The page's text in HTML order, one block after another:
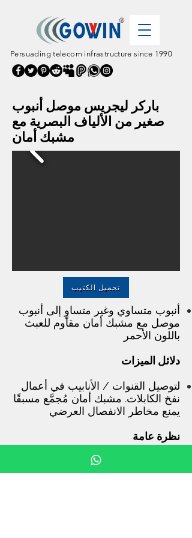
Persuading telecom infrastructure since 1990
باركر ليجريس موصل أنبوب
صغير من الألياف البصرية مع
مشبك أمان
تحميل الكتيب
أنبوب متساوي وغير متساوٍ إلى أنبوب
موصل مع مشبك أمان مقاوم للعبث
باللون الأحمر
دلائل الميزات
لتوصيل القنوات / الأنابيب في أعمال
نفخ الكابلات. مشبك أمان مُجمَّع مسبقًا
يمنع مخاطر الانفصال العرضي
نظرة عامة
الشفافية